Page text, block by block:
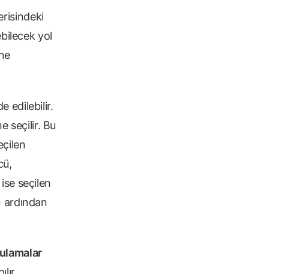
yol
edilebilir.
seçilir. Bu
seçilen